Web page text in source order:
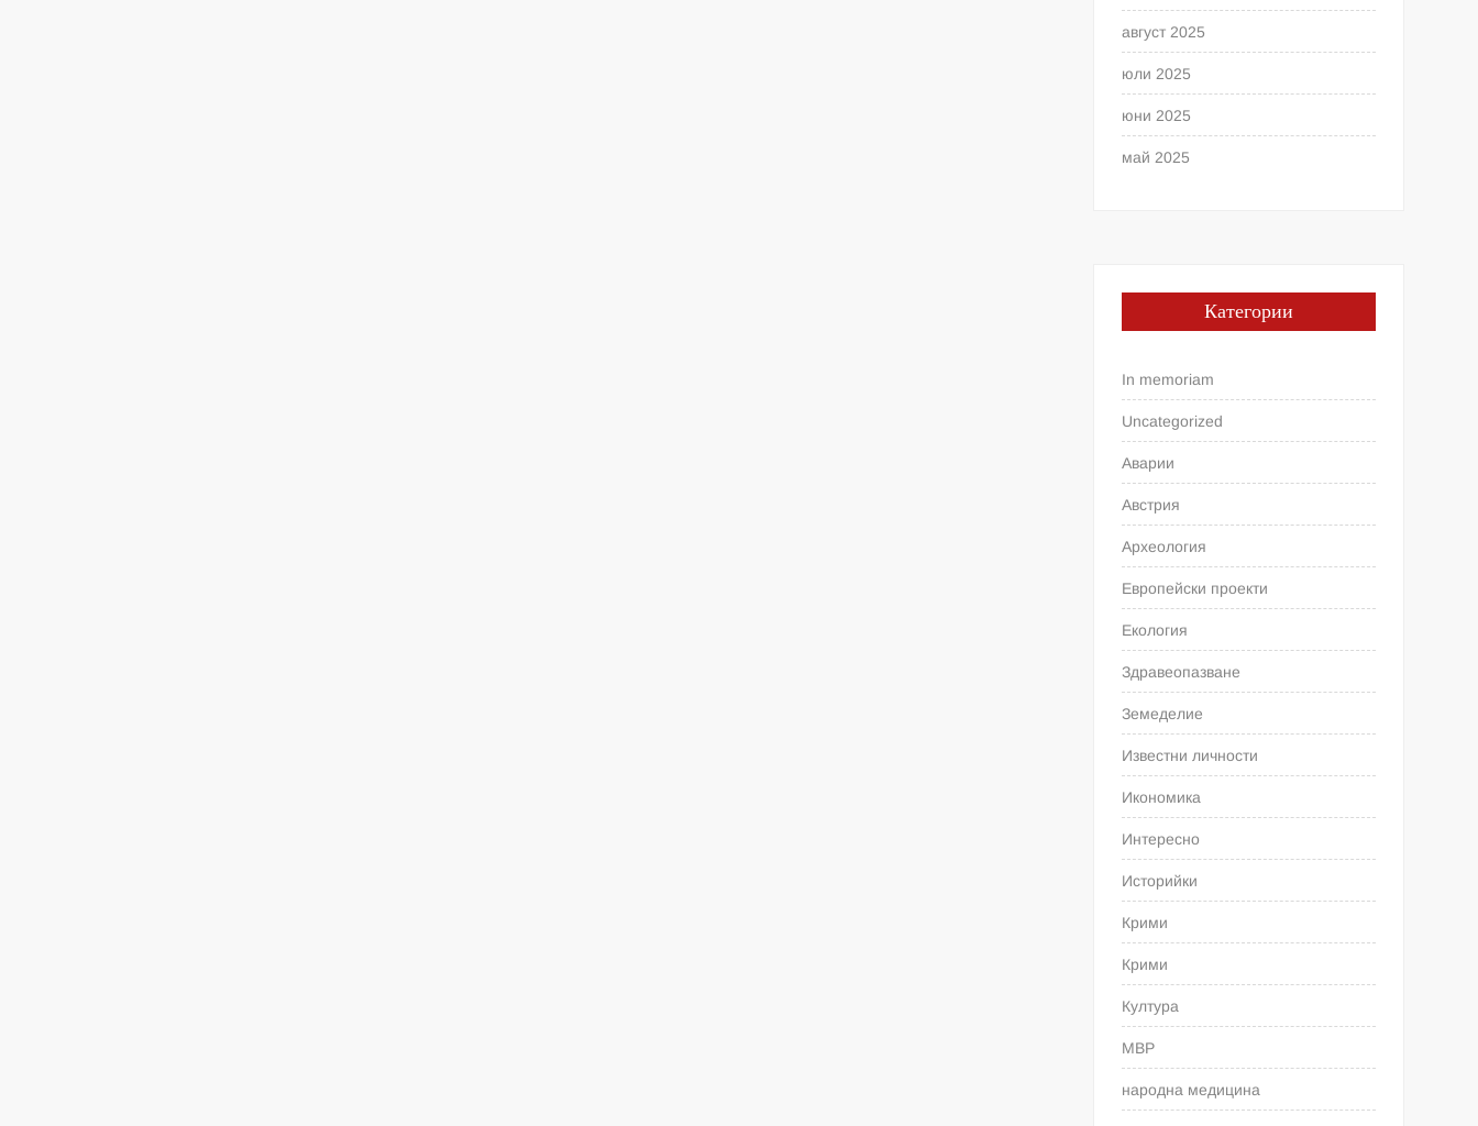
август 2025
юли 2025
юни 2025
май 2025
Категории
In memoriam
Uncategorized
Аварии
Австрия
Археология
Европейски проекти
Екология
Здравеопазване
Земеделие
Известни личности
Икономика
Интересно
Историйки
Крими
Крими
Култура
МВР
народна медицина